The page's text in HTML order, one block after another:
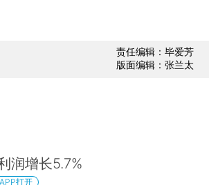
责任编辑：毕爱芳
版面编辑：张兰太
润增长5.7%
APP打开